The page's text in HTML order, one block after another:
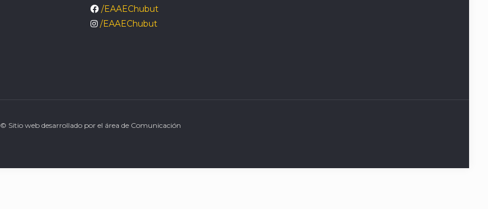
/EAAEChubut
/EAAEChubut
© Sitio web desarrollado por el área de Comunicación